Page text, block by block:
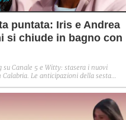
puntata: Iris e Andrea
si chiude in bagno con
Canale 5 e Witty: stasera i nuovi
Le anticipazioni della sesta
a Lory.